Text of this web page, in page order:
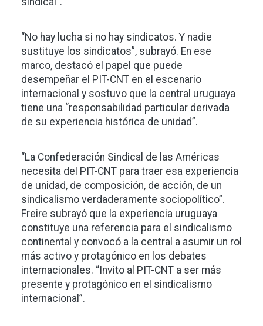
“No hay lucha si no hay sindicatos. Y nadie
sustituye los sindicatos”, subrayó. En ese
marco, destacó el papel que puede
desempeñar el PIT-CNT en el escenario
internacional y sostuvo que la central uruguaya
tiene una “responsabilidad particular derivada
de su experiencia histórica de unidad”.
“La Confederación Sindical de las Américas
necesita del PIT-CNT para traer esa experiencia
de unidad, de composición, de acción, de un
sindicalismo verdaderamente sociopolítico”.
Freire subrayó que la experiencia uruguaya
constituye una referencia para el sindicalismo
continental y convocó a la central a asumir un rol
más activo y protagónico en los debates
internacionales. “Invito al PIT-CNT a ser más
presente y protagónico en el sindicalismo
internacional”.